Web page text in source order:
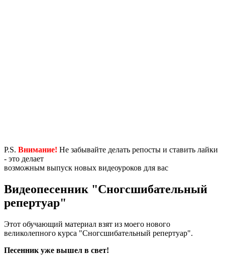
P.S. Внимание! Не забывайте делать репосты и ставить лайки
- это делает
возможным выпуск новых видеоуроков для вас
Видеопесенник "Сногсшибательный
репертуар"
Этот обучающий материал взят из моего нового
великолепного курса "Сногсшибательный репертуар".
Песенник уже вышел в свет!